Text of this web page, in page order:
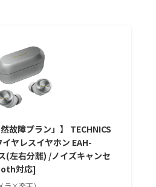
故障プラン」】 TECHNICS
イヤレスイヤホン EAH-
(左右分離) /ノイズキャンセ
対応]